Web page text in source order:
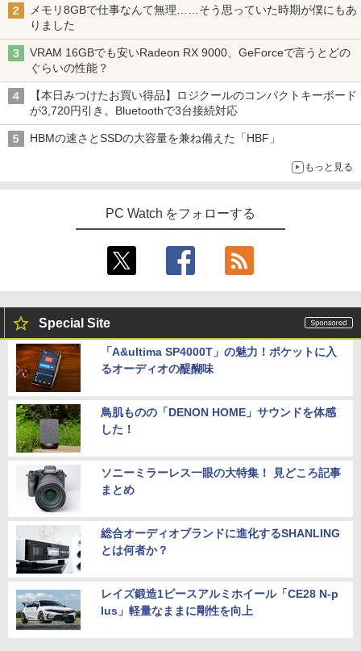
メモリ8GBで仕事なんて無理……そう思っていた時期が僕にもあ
りました
VRAM 16GBでも安いRadeon RX 9000、GeForceで言うとどの
ぐらいの性能？
【本日みつけたお買い得品】ロジクールのコンパクトキーボード
が3,720円引き。Bluetoothで3台接続対応
HBMの速さとSSDの大容量を兼ね備えた「HBF」
もっと見る
PC Watch をフォローする
Special Site
「A&ultima SP4000T」の魅力！ポケットに入
るオーディオの醍醐味
鳥肌ものの「DENON HOME」サウンドを体感
した！
ソニーミラーレス一眼の大特集！ 見どころ記事
まとめ
総合オーディオブランドに進化するSHANLING
とは何者か？
レイズ鍛造1ピースアルミホイール「CE28 N-p
lus」軽量なままに剛性を向上